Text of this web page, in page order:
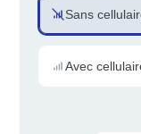
Sans
Avec